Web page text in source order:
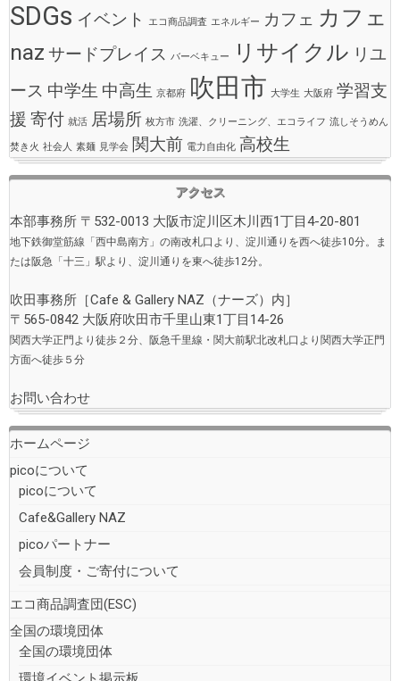
SDGs イベント エコ商品調査 エネルギー カフェ カフェ
naz サードプレイス バーベキュー リサイクル リユ
ース 中学生 中高生 京都府 吹田市 大学生 大阪府 学習支
援 寄付 就活 居場所 枚方市 洗濯、クリーニング、エコライフ 流しそうめん
焚き火 社会人 素麺 見学会 関大前 電力自由化 高校生
アクセス
本部事務所 〒532-0013 大阪市淀川区木川西1丁目4-20-801
地下鉄御堂筋線「西中島南方」の南改札口より、淀川通りを西へ徒歩10分。ま
たは阪急「十三」駅より、淀川通りを東へ徒歩12分。
吹田事務所［Cafe & Gallery NAZ（ナーズ） 内］
〒565-0842 大阪府吹田市千里山東1丁目14-26
関西大学正門より徒歩２分、阪急千里線・関大前駅北改札口より関西大学正門
方面へ徒歩５分
お問い合わせ
ホームページ
picoについて
picoについて
Cafe&Gallery NAZ
picoパートナー
会員制度・ご寄付について
エコ商品調査団(ESC)
全国の環境団体
全国の環境団体